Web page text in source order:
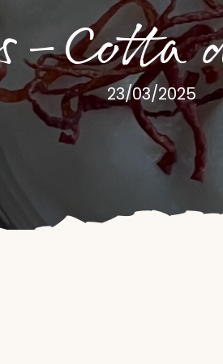
Cotta
23/03/2025